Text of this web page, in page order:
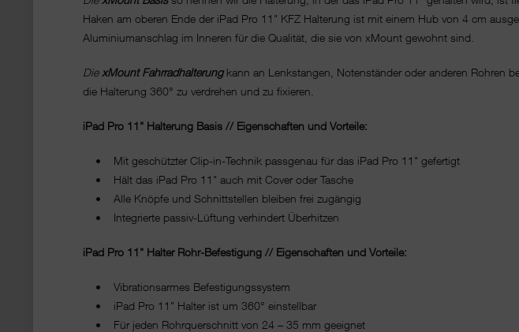
Haken am oberen Ende der iPad Pro 11" KFZ Halterung ist mit einem Hub von 4 cm
Aluminiumanschlag im Inneren für die Qualität, die sie von xMount gewohnt sind.
Die xMount Fahrradhalterungkann an Lenkstangen, Notenständer oder anderen Rohren
die Halterung 360° zu verdrehen und zu fixieren.
iPad Pro 11" Halterung Basis // Eigenschaften und Vorteile:
• Mit geschützter Clip-in-Technik passgenau für das iPad Pro 11" gefertigt
• Hält das iPad Pro 11" auch mit Cover oder Tasche
• Alle Knöpfe und Schnittstellen bleiben frei zugängig
• Integrierte passiv-Lüftung verhindert Überhitzen
iPad Pro 11" Halter Rohr-Befestigung // Eigenschaften und Vorteile:
• Vibrationsarmes Befestigungssystem
• iPad Pro 11" Halter ist um 360° einstellbar
• Für jeden Rohrquerschnitt von 24 – 35 mm geeignet